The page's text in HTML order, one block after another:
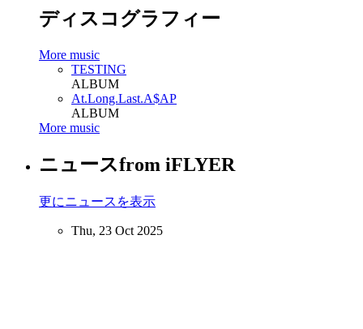
ディスコグラフィー
More music
TESTING
ALBUM
At.Long.Last.A$AP
ALBUM
More music
ニュースfrom iFLYER
更にニュースを表示
Thu, 23 Oct 2025